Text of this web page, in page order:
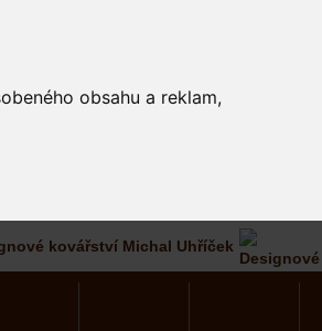
obsahu a reklam,
kovářství Michal Uhříček